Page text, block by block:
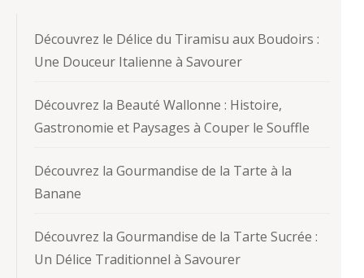
Découvrez le Délice du Tiramisu aux Boudoirs :
Une Douceur Italienne à Savourer
Découvrez la Beauté Wallonne : Histoire,
Gastronomie et Paysages à Couper le Souffle
Découvrez la Gourmandise de la Tarte à la
Banane
Découvrez la Gourmandise de la Tarte Sucrée :
Un Délice Traditionnel à Savourer